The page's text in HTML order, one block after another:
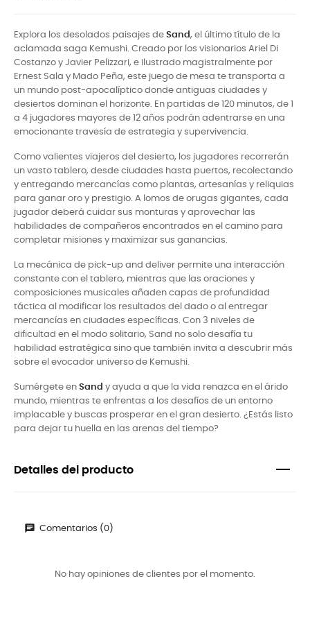
Explora los desolados paisajes de Sand , el último título de la
aclamada saga Kemushi. Creado por los visionarios Ariel Di
Costanzo y Javier Pelizzari, e ilustrado magistralmente por
Ernest Sala y Mado Peña, este juego de mesa te transporta a
un mundo post-apocalíptico donde antiguas ciudades y
desiertos dominan el horizonte. En partidas de 120 minutos, de 1
a 4 jugadores mayores de 12 años podrán adentrarse en una
emocionante travesía de estrategia y supervivencia.
Como valientes viajeros del desierto, los jugadores recorrerán
un vasto tablero, desde ciudades hasta puertos, recolectando
y entregando mercancías como plantas, artesanías y reliquias
para ganar oro y prestigio. A lomos de orugas gigantes, cada
jugador deberá cuidar sus monturas y aprovechar las
habilidades de compañeros encontrados en el camino para
completar misiones y maximizar sus ganancias.
La mecánica de pick-up and deliver permite una interacción
constante con el tablero, mientras que las oraciones y
composiciones musicales añaden capas de profundidad
táctica al modificar los resultados del dado o al entregar
mercancías en ciudades específicas. Con 3 niveles de
dificultad en el modo solitario, Sand no solo desafía tu
habilidad estratégica sino que también invita a descubrir más
sobre el evocador universo de Kemushi.
Sumérgete en Sand y ayuda a que la vida renazca en el árido
mundo, mientras te enfrentas a los desafíos de un entorno
implacable y buscas prosperar en el gran desierto. ¿Estás listo
para dejar tu huella en las arenas del tiempo?
Detalles del producto
Comentarios (0)
No hay opiniones de clientes por el momento.